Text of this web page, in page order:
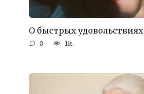
О быстрых удовольствиях
0 1k.